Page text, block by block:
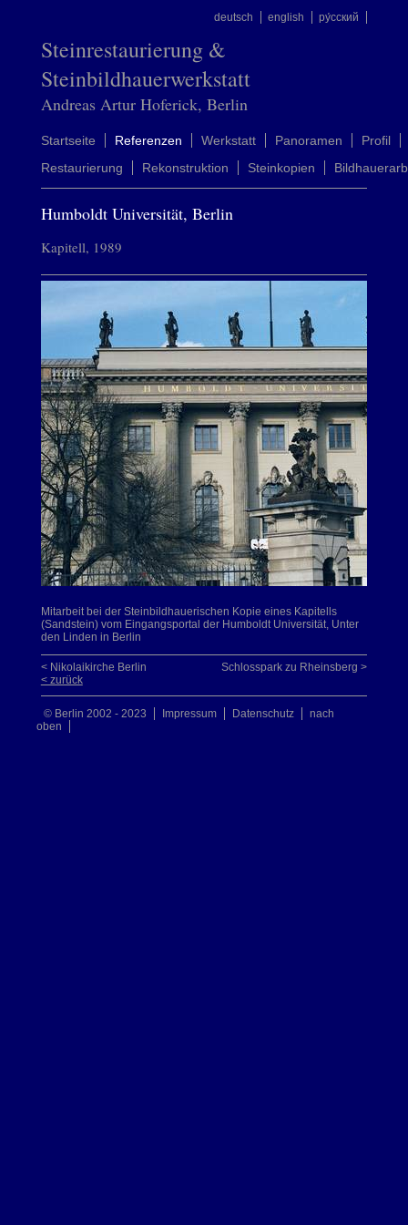
deutsch english ру́сский
Steinrestaurierung &
Steinbildhauerwerkstatt
Andreas Artur Hoferick, Berlin
Startseite Referenzen Werkstatt Panoramen
Profil
Restaurierung
Rekonstruktion Steinkopien
Humboldt Universität, Berlin
Kapitell, 1989
Mitarbeit bei der Steinbildhauerischen Kopie eines Kapitells
(Sandstein) vom Eingangsportal der Humboldt Universität, Unter
den Linden in Berlin
Schlosspark zu Rheinsberg >
< Nikolaikirche Berlin
< zurück
© Berlin 2002 - 2023 Impressum Datenschutz
nach
oben